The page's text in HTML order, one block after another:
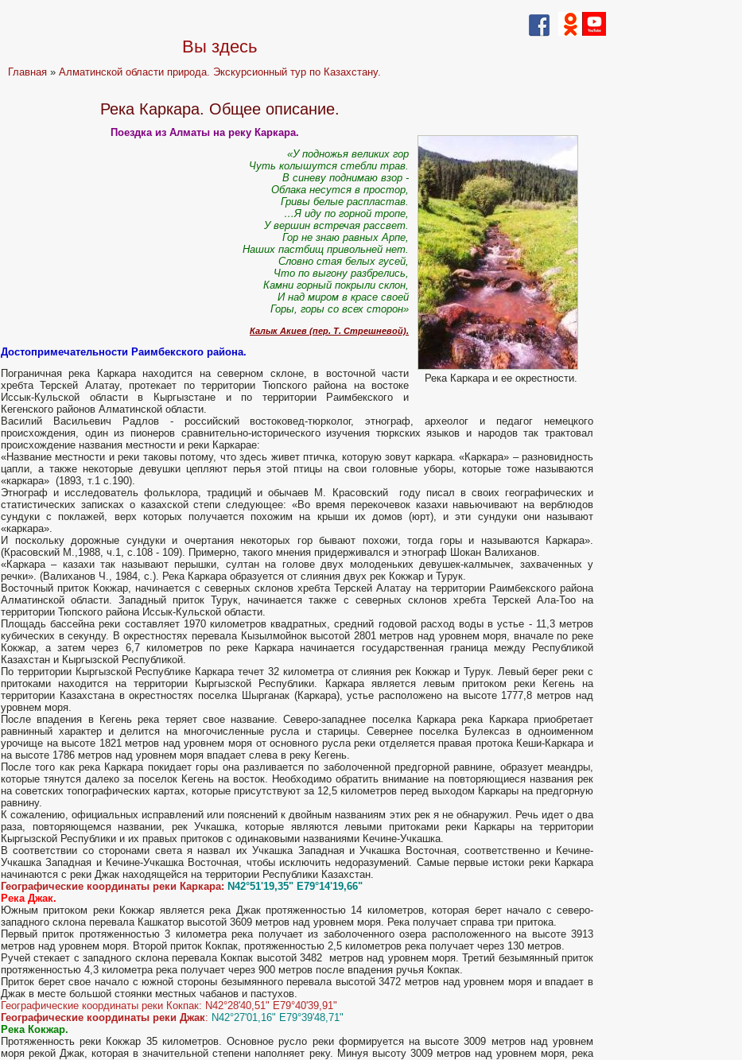
Вы здесь
Главная »Алматинской области природа. Экскурсионный тур по Казахстану.
Река Каркара. Общее описание.
Река Каркара и ее окрестности.
Поездка из Алматы на реку Каркара.
«У подножья великих гор
Чуть колышутся стебли трав.
В синеву поднимаю взор -
Облака несутся в простор,
Гривы белые распластав.
…Я иду по горной тропе,
У вершин встречая рассвет.
Гор не знаю равных Арпе,
Наших пастбищ привольней нет.
Словно стая белых гусей,
Что по выгону разбрелись,
Камни горный покрыли склон,
И над миром в красе своей
Горы, горы со всех сторон»
Калык Акиев (пер. Т. Стрешневой).
Достопримечательности Раимбекского района.
Пограничная река Каркара находится на северном склоне, в восточной части
хребта Терскей Алатау, протекает по территории Тюпского района на востоке
Иссык-Кульской области в Кыргызстане и по территории Раимбекского и
Кегенского районов Алматинской области.
Василий Васильевич Радлов - российский востоковед-тюрколог, этнограф, археолог и педагог немецкого
происхождения, один из пионеров сравнительно-исторического изучения тюркских языков и народов так трактовал
происхождение названия местности и реки Каркарае:
«Название местности и реки таковы потому, что здесь живет птичка, которую зовут каркара. «Каркара» – разновидность
цапли, а также некоторые девушки цепляют перья этой птицы на свои головные уборы, которые тоже называются
«каркара» (1893, т.1 с.190).
Этнограф и исследователь фольклора, традиций и обычаев М. Красовский году писал в своих географических и
статистических записках о казахской степи следующее: «Во время перекочевок казахи навьючивают на верблюдов
сундуки с поклажей, верх которых получается похожим на крыши их домов (юрт), и эти сундуки они называют
«каркара».
И поскольку дорожные сундуки и очертания некоторых гор бывают похожи, тогда горы и называются Каркара».
(Красовский М.,1988, ч.1, с.108 - 109). Примерно, такого мнения придерживался и этнограф Шокан Валиханов.
«Каркара – казахи так называют перышки, султан на голове двух молоденьких девушек-калмычек, захваченных у
речки». (Валиханов Ч., 1984, с.). Река Каркара образуется от слияния двух рек Кокжар и Турук.
Восточный приток Кокжар, начинается с северных склонов хребта Терскей Алатау на территории Раимбекского района
Алматинской области. Западный приток Турук, начинается также с северных склонов хребта Терскей Ала-Тоо на
территории Тюпского района Иссык-Кульской области.
Площадь бассейна реки составляет 1970 километров квадратных, средний годовой расход воды в устье - 11,3 метров
кубических в секунду. В окрестностях перевала Кызылмойнок высотой 2801 метров над уровнем моря, вначале по реке
Кокжар, а затем через 6,7 километров по реке Каркара начинается государственная граница между Республикой
Казахстан и Кыргызской Республикой.
По территории Кыргызской Республике Каркара течет 32 километра от слияния рек Кокжар и Турук. Левый берег реки с
притоками находится на территории Кыргызской Республики. Каркара является левым притоком реки Кегень на
территории Казахстана в окрестностях поселка Шырганак (Каркара), устье расположено на высоте 1777,8 метров над
уровнем моря.
После впадения в Кегень река теряет свое название. Северо-западнее поселка Каркара река Каркара приобретает
равнинный характер и делится на многочисленные русла и старицы. Севернее поселка Булексаз в одноименном
урочище на высоте 1821 метров над уровнем моря от основного русла реки отделяется правая протока Кеши-Каркара и
на высоте 1786 метров над уровнем моря впадает слева в реку Кегень.
После того как река Каркара покидает горы она разливается по заболоченной предгорной равнине, образует меандры,
которые тянутся далеко за поселок Кегень на восток. Необходимо обратить внимание на повторяющиеся названия рек
на советских топографических картах, которые присутствуют за 12,5 километров перед выходом Каркары на предгорную
равнину.
К сожалению, официальных исправлений или пояснений к двойным названиям этих рек я не обнаружил. Речь идет о два
раза, повторяющемся названии, рек Учкашка, которые являются левыми притоками реки Каркары на территории
Кыргызской Республики и их правых притоков с одинаковыми названиями Кечине-Учкашка.
В соответствии со сторонами света я назвал их Учкашка Западная и Учкашка Восточная, соответственно и Кечине-
Учкашка Западная и Кечине-Учкашка Восточная, чтобы исключить недоразумений. Самые первые истоки реки Каркара
начинаются с реки Джак находящейся на территории Республики Казахстан.
Географические координаты реки Каркара: N42°51'19,35" E79°14'19,66"
Река Джак.
Южным притоком реки Кокжар является река Джак протяженностью 14 километров, которая берет начало с северо-
западного склона перевала Кашкатор высотой 3609 метров над уровнем моря. Река получает справа три притока.
Первый приток протяженностью 3 километра река получает из заболоченного озера расположенного на высоте 3913
метров над уровнем моря. Второй приток Кокпак, протяженностью 2,5 километров река получает через 130 метров.
Ручей стекает с западного склона перевала Кокпак высотой 3482 метров над уровнем моря. Третий безымянный приток
протяженностью 4,3 километра река получает через 900 метров после впадения ручья Кокпак.
Приток берет свое начало с южной стороны безымянного перевала высотой 3472 метров над уровнем моря и впадает в
Джак в месте большой стоянки местных чабанов и пастухов.
Географические координаты реки Кокпак: N42°28'40,51" E79°40'39,91"
Географические координаты реки Джак: N42°27'01,16" E79°39'48,71"
Река Кокжар.
Протяженность реки Кокжар 35 километров. Основное русло реки формируется на высоте 3009 метров над уровнем
моря рекой Джак, которая в значительной степени наполняет реку. Минуя высоту 3009 метров над уровнем моря, река